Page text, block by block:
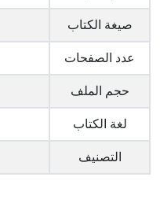
صيغة الكتاب
عدد الصفحات
حجم الملف
لغة الكتاب
التصنيف